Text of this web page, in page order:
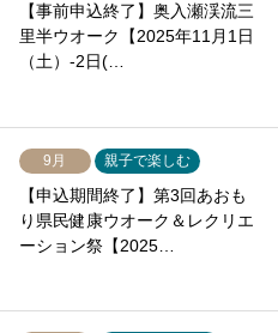
【事前申込終了】奥入瀬渓流三
里半ウオーク【2025年11月1日
（土）-2日(…
9月 親子で楽しむ
【申込期間終了】第3回あおも
り県民健康ウオーク＆レクリエ
ーション祭【2025…